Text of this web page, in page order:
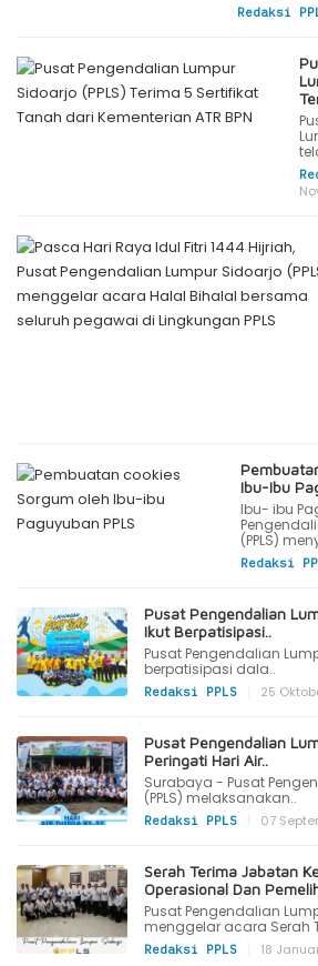
Redaksi
Ibu-Ibu
Ibu- ibu
(PPLS)
Redaksi
Pusat Pengendalian
Ikut Berpatisipasi..
Pusat Pengendalian
berpatisipasi dala..
Redaksi PPLS 25
Pusat Pengendalian
Peringati Hari Air..
Surabaya - Pusat
(PPLS) melaksanakan..
Redaksi PPLS 07
Serah Terima Jabatan
Operasional Dan
Pusat Pengendalian
menggelar acara Serah
Redaksi PPLS 18